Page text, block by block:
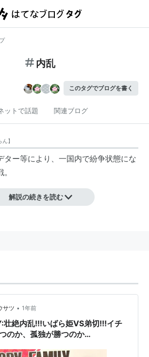
内乱
このタグでブログを書く
ットで話題 関連ブログ
ん】
ター等により、一国内で紛争状態にな
乱
統治機構を破壊し、又はその領
を排除して権力を行使し、その他
治の基本秩序を壊乱することを目
した者は、内乱の罪とし、次の区
する。
死刑又は無期禁錮に処する。
し、又は群衆を指揮した者は無期
解説の続きを読む
サツ • 1年前
壮絶内乱!!!いばら姫VS弟切!!!イチ
のか、孤独が勝つのか